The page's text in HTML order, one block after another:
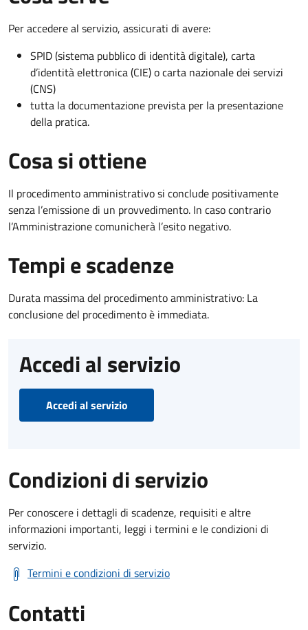
Per accedere al servizio, assicurati di avere:
SPID (sistema pubblico di identità digitale), carta
d’identità elettronica (CIE) o carta nazionale dei servizi
(CNS)
tutta la documentazione prevista per la presentazione
della pratica.
Cosa si ottiene
Il procedimento amministrativo si conclude positivamente
senza l’emissione di un provvedimento. In caso contrario
l’Amministrazione comunicherà l’esito negativo.
Tempi e scadenze
Durata massima del procedimento amministrativo: La
conclusione del procedimento è immediata.
Accedi al servizio
Accedi al servizio
Condizioni di servizio
Per conoscere i dettagli di scadenze, requisiti e altre
informazioni importanti, leggi i termini e le condizioni di
servizio.
Termini e condizioni di servizio
Contatti